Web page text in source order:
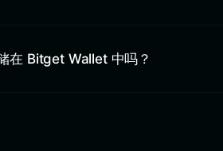
在 Bitget Wallet 中吗？